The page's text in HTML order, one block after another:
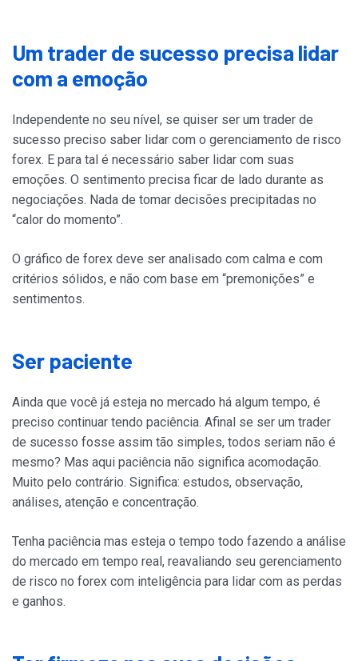
Um trader de sucesso precisa lidar
com a emoção
Independente no seu nível, se quiser ser um trader de
sucesso preciso saber lidar com o gerenciamento de risco
forex. E para tal é necessário saber lidar com suas
emoções. O sentimento precisa ficar de lado durante as
negociações. Nada de tomar decisões precipitadas no
“calor do momento”.
O gráfico de forex deve ser analisado com calma e com
critérios sólidos, e não com base em “premonições” e
sentimentos.
Ser paciente
Ainda que você já esteja no mercado há algum tempo, é
preciso continuar tendo paciência. Afinal se ser um trader
de sucesso fosse assim tão simples, todos seriam não é
mesmo? Mas aqui paciência não significa acomodação.
Muito pelo contrário. Significa: estudos, observação,
análises, atenção e concentração.
Tenha paciência mas esteja o tempo todo fazendo a análise
do mercado em tempo real, reavaliando seu gerenciamento
de risco no forex com inteligência para lidar com as perdas
e ganhos.